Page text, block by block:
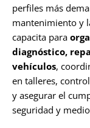
perfiles más
mantenimiento y
capacita para
diagnóstico,
vehículos,
en talleres,
y asegurar el
seguridad y